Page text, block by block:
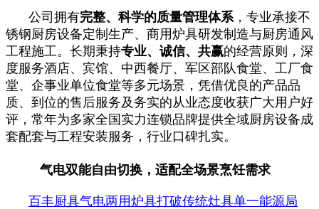
公司拥有完整、科学的质量管理体系 ，专业承接不
锈钢厨房设备定制生产、商用炉具研发制造与厨房通风
工程施工。长期秉持专业、诚信、共赢的经营原则，深
度服务酒店、宾馆、中西餐厅、军区部队食堂、工厂食
堂、企事业单位食堂等多元场景，凭借优良的产品品
质、到位的售后服务及务实的从业态度收获广大用户好
评，常年为多家全国实力连锁品牌提供全域厨房设备成
套配套与工程安装服务，行业口碑扎实。
气电双能自由切换，适配全场景烹饪需求
百丰厨具气电两用炉具打破传统灶具单一能源局